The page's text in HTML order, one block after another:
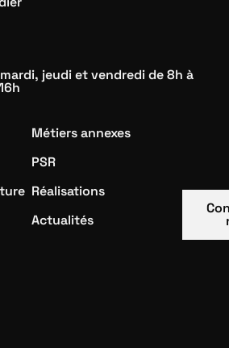
jeudi et vendredi de 8h à
Métiers annexes
PSR
Réalisations
Actualités